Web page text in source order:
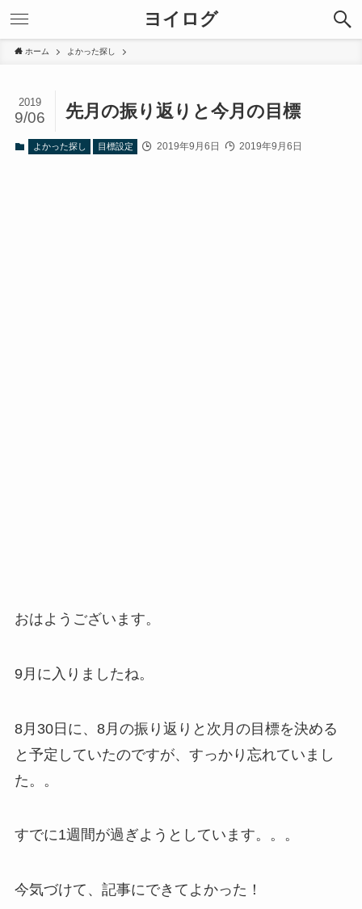
ヨイログ
ホーム よかった探し
先月の振り返りと今月の目標
2019
9/06
よかった探し 目標設定 2019年9月6日 2019年9月6日
おはようございます。
9月に入りましたね。
8月30日に、8月の振り返りと次月の目標を決める
と予定していたのですが、すっかり忘れていまし
た。。
すでに1週間が過ぎようとしています。。。
今気づけて、記事にできてよかった！